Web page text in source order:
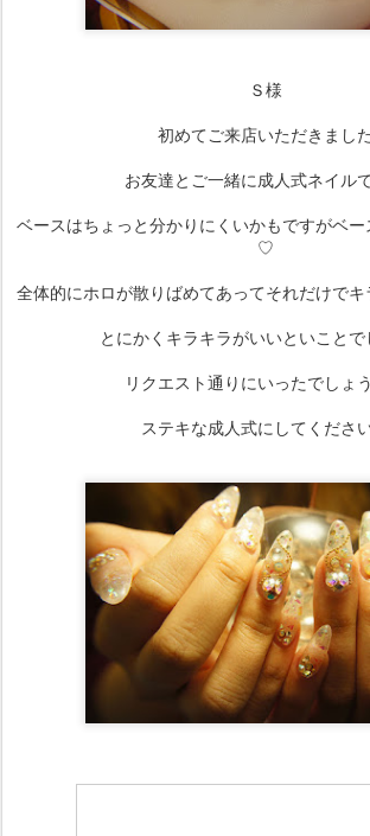
Ｓ様
初めてご来店いただきました
お友達とご一緒に成人式ネイル
ベースはちょっと分かりにくいかもですがベ
♡
全体的にホロが散りばめてあってそれだけで
とにかくキラキラがいいといこと
リクエスト通りにいったでしょ
ステキな成人式にしてくださ